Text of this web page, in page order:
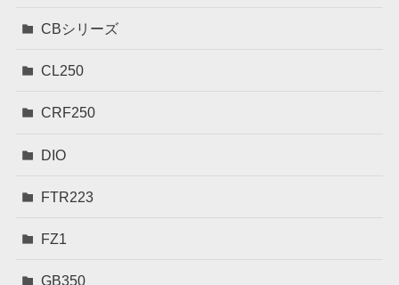
CBシリーズ
CL250
CRF250
DIO
FTR223
FZ1
GB350